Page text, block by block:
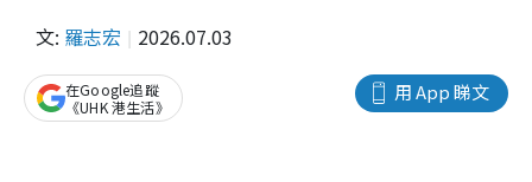
文: 羅志宏 2026.07.03
用 App 睇文
在Google追蹤
《UHK 港生活》